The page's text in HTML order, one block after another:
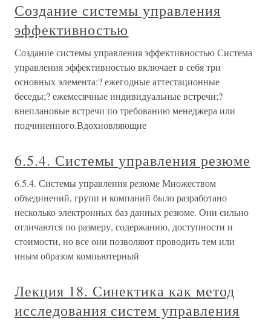
Создание системы управления
эффективностью
Создание системы управления эффективностью Система
управления эффективностью включает в себя три
основных элемента:? ежегодные аттестационные
беседы;? ежемесячные индивидуальные встречи;?
внеплановые встречи по требованию менеджера или
подчиненного.Вдохновляющие
6.5.4. Системы управления резюме
6.5.4. Системы управления резюме Множеством
объединений, групп и компаний было разработано
несколько электронных баз данных резюме. Они сильно
отличаются по размеру, содержанию, доступности и
стоимости, но все они позволяют проводить тем или
иным образом компьютерный
Лекция 18. Синектика как метод
исследования систем управления